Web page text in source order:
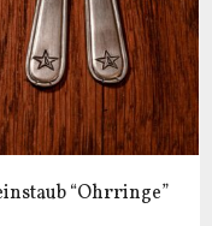
“Ohrringe”